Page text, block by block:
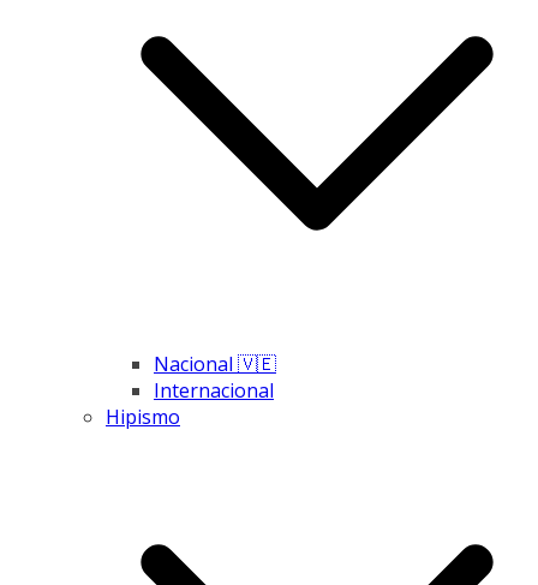
Nacional 🇻🇪
Internacional
Hipismo